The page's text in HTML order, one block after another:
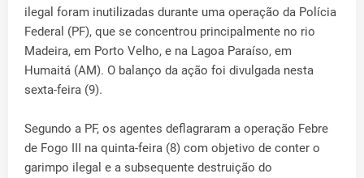
ilegal foram inutilizadas durante uma operação da Polícia
Federal (PF), que se concentrou principalmente no rio
Madeira, em Porto Velho, e na Lagoa Paraíso, em
Humaitá (AM). O balanço da ação foi divulgada nesta
sexta-feira (9).
Segundo a PF, os agentes deflagraram a operação Febre
de Fogo III na quinta-feira (8) com objetivo de conter o
garimpo ilegal e a subsequente destruição do